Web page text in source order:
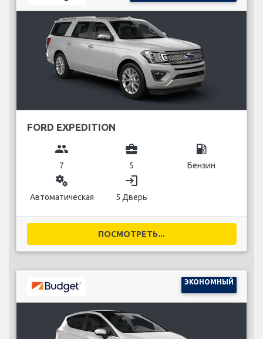
FORD EXPEDITION
group
7
business_center
5
local_gas_station
Бензин
miscellaneous_services
Автоматическая
login
5 Дверь
ПОСМОТРЕТЬ...
ЭКОНОМНЫЙ